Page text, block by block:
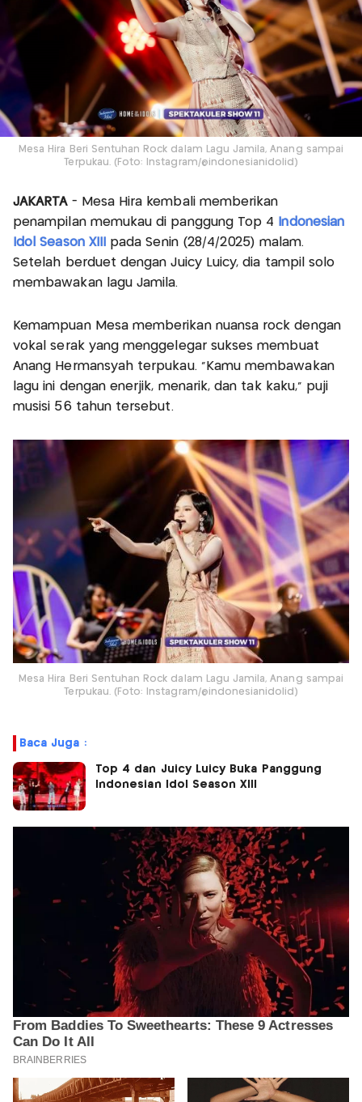
Mesa Hira Beri Sentuhan Rock dalam Lagu Jamila, Anang sampai
Terpukau. (Foto: Instagram/@indonesianidolid)
JAKARTA- Mesa Hira kembali memberikan
penampilan memukau di panggung Top 4
Indonesian
Idol Season XIII
pada Senin (28/4/2025) malam.
Setelah berduet dengan Juicy Luicy, dia tampil solo
membawakan lagu Jamila.
Kemampuan Mesa memberikan nuansa rock dengan
vokal serak yang menggelegar sukses membuat
Anang Hermansyah terpukau. “Kamu membawakan
lagu ini dengan enerjik, menarik, dan tak kaku,” puji
musisi 56 tahun tersebut.
Mesa Hira Beri Sentuhan Rock dalam Lagu Jamila, Anang sampai
Terpukau. (Foto: Instagram/@indonesianidolid)
Baca Juga :
Top 4 dan Juicy Luicy Buka Panggung
Indonesian Idol Season XIII